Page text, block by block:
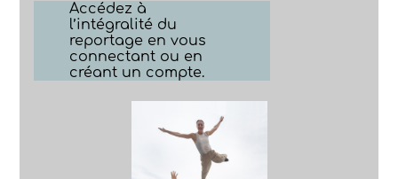
Accédez à
l’intégralité du
reportage en vous
connectant ou en
créant un compte.